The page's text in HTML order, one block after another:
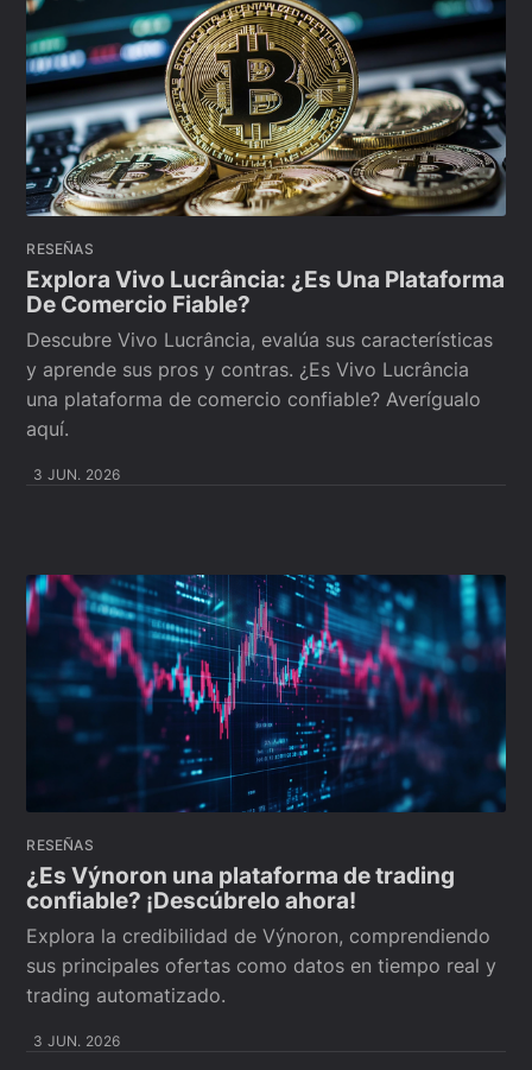
RESEÑAS
Explora Vivo Lucrância: ¿Es Una Plataforma
De Comercio Fiable?
Descubre Vivo Lucrância, evalúa sus características
y aprende sus pros y contras. ¿Es Vivo Lucrância
una plataforma de comercio confiable? Averígualo
aquí.
3 JUN. 2026
RESEÑAS
¿Es Výnoron una plataforma de trading
confiable? ¡Descúbrelo ahora!
Explora la credibilidad de Výnoron, comprendiendo
sus principales ofertas como datos en tiempo real y
trading automatizado.
3 JUN. 2026